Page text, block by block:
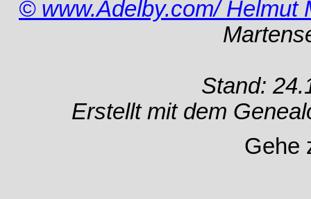
© www.Adelby.com/ Helmut
Stand:
Erstellt mit dem
Gehe